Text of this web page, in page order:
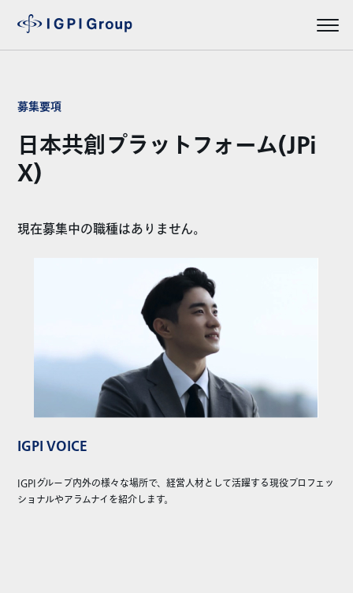
募集要項
日本共創プラットフォーム(JPi
X)
現在募集中の職種はありません。
IGPI VOICE
IGPIグループ内外の様々な場所で、経営人材として活躍する現役プロフェッ
ショナルやアラムナイを紹介します。